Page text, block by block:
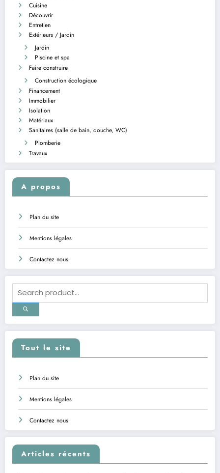
Cuisine
Découvrir
Entretien
Extérieurs / Jardin
Jardin
Piscine et spa
Faire construire
Construction écologique
Financement
Immobilier
Isolation
Matériaux
Sanitaires (salle de bain, douche, WC)
Plomberie
Travaux
A propos
Plan du site
Mentions légales
Contactez nous
Tout le site
Plan du site
Mentions légales
Contactez nous
Articles récents